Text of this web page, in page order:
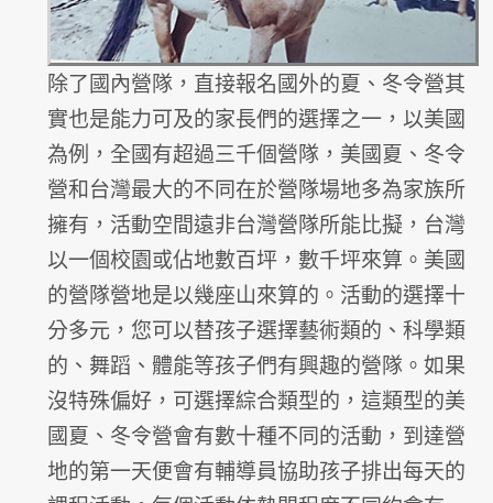
除了國內營隊，直接報名國外的夏、冬令營其
實也是能力可及的家長們的選擇之一，以美國
為例，全國有超過三千個營隊，美國夏、冬令
營和台灣最大的不同在於營隊場地多為家族所
擁有，活動空間遠非台灣營隊所能比擬，台灣
以一個校園或佔地數百坪，數千坪來算。美國
的營隊營地是以幾座山來算的。活動的選擇十
分多元，您可以替孩子選擇藝術類的、科學類
的、舞蹈、體能等孩子們有興趣的營隊。如果
沒特殊偏好，可選擇綜合類型的，這類型的美
國夏、冬令營會有數十種不同的活動，到達營
地的第一天便會有輔導員協助孩子排出每天的